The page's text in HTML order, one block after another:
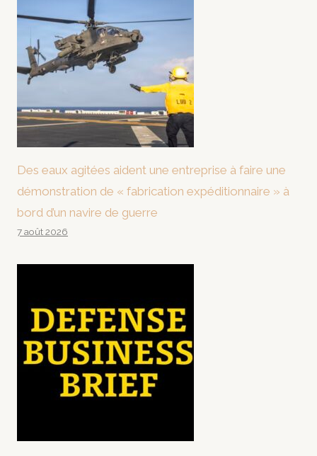
Des eaux agitées aident une entreprise à faire une
démonstration de « fabrication expéditionnaire » à
bord d’un navire de guerre
7 août 2026